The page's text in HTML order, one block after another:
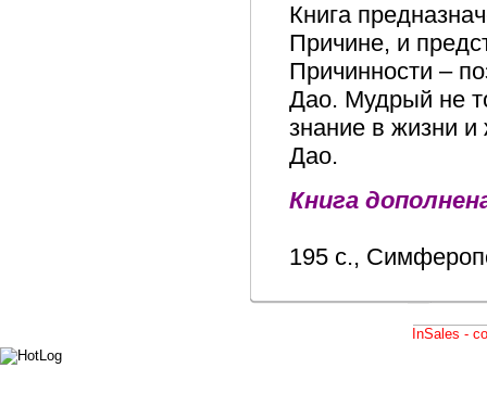
Книга
Причине, и
Причинности –
Дао. Мудрый не
знание в жизни
Дао.
Книга
195 с.,
InSales -